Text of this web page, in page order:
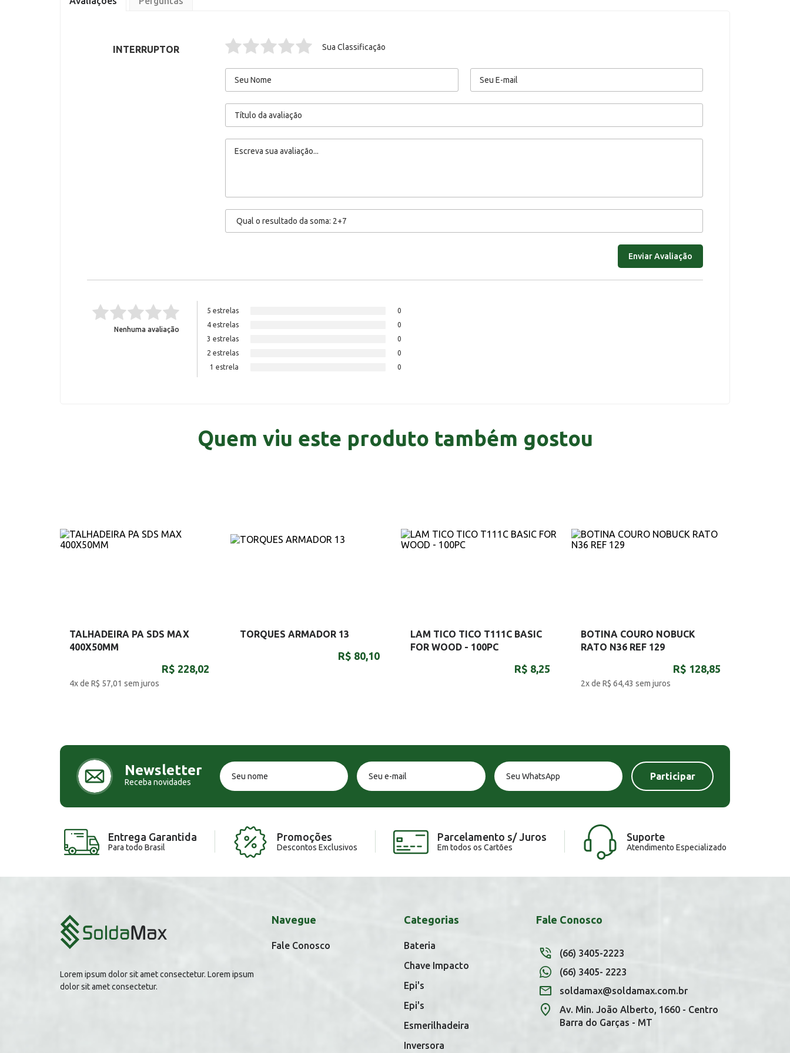
INTERRUPTOR Sua Classificação
Nenhuma avaliação
5 estrelas
0
4 estrelas
0
3 estrelas
0
2 estrelas
0
1 estrela
0
Quem viu este produto também gostou
TALHADEIRA PA SDS MAX
400X50MM
R$ 228,02
4x de R$ 57,01 sem juros
TORQUES ARMADOR 13
R$ 80,10
LAM TICO TICO T111C BASIC
FOR WOOD - 100PC
R$ 8,25
BOTINA COURO NOBUCK
RATO N36 REF 129
R$ 128,85
2x de R$ 64,43 sem juros
Newsletter
Receba novidades
Entrega Garantida
Para todo Brasil
Promoções
Descontos Exclusivos
Parcelamento s/ Juros
Em todos os Cartões
Suporte
Atendimento Especializado
Lorem ipsum dolor sit amet consectetur. Lorem ipsum
dolor sit amet consectetur.
Navegue
Fale Conosco
Categorias
Bateria
Chave Impacto
Epi's
Epi's
Esmerilhadeira
Inversora
Fale Conosco
(66) 3405-2223
(66) 3405- 2223
soldamax@soldamax.com.br
Av. Min. João Alberto, 1660 - Centro
Barra do Garças - MT